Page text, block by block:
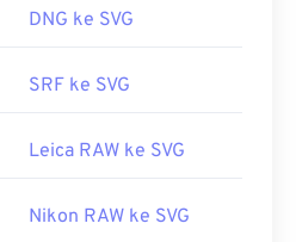
DNG ke SVG
SRF ke SVG
Leica RAW ke SVG
Nikon RAW ke SVG